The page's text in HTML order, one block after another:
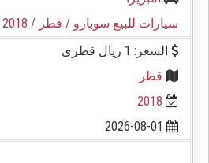
سيارات للبيع سوبارو / قطر / 2018
السعر: 1 ريال قطرى
قطر
2018